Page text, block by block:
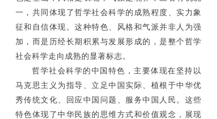
一，共同体现了哲学社会科学的成熟程度、实力象
征和自信体现。这种特色、风格和气派并非人为强
加，而是历经长期积累与发展形成的，是整个哲学
社会科学走向成熟的显著标志。
哲学社会科学的中国特色，主要体现在坚持以
马克思主义为指导、立足中国实际、植根于中华优
秀传统文化、回应中国问题、服务中国人民。这些
特色体现了中华民族的思维方式和价值观念，展现